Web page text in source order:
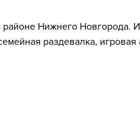
Нижнего Новгорода.
раздевалка,